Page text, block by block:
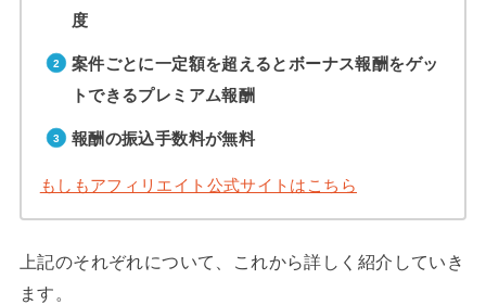
度
案件ごとに一定額を超えるとボーナス報酬をゲッ
トできるプレミアム報酬
報酬の振込手数料が無料
もしもアフィリエイト公式サイトはこちら
上記のそれぞれについて、これから詳しく紹介していき
ます。